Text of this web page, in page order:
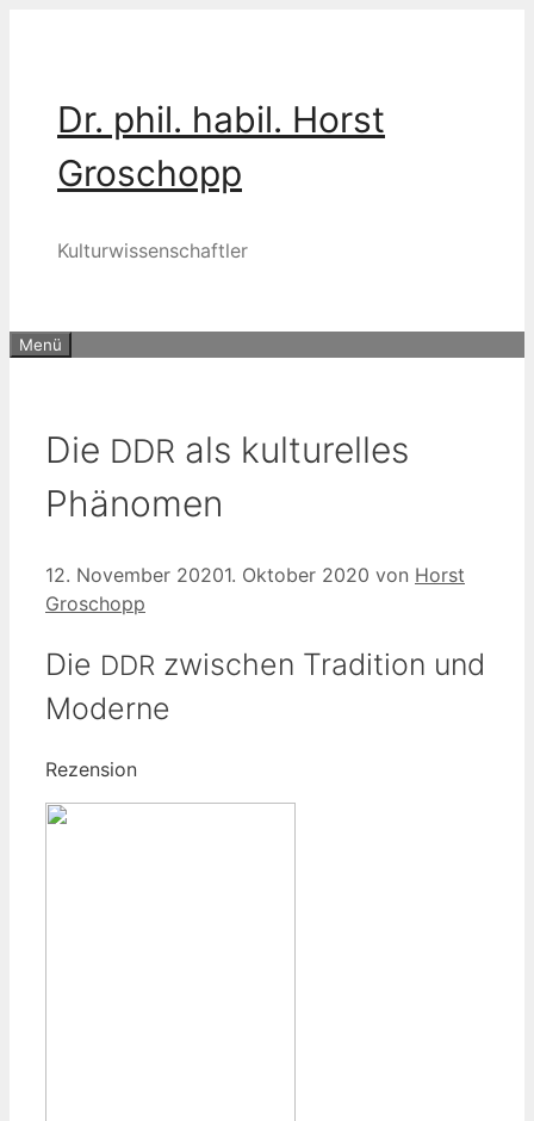
Dr. phil. habil. Horst
Groschopp
Kulturwissenschaftler
Menü
Die DDR als kulturelles
Phänomen
12. November 20201. Oktober 2020 von Horst
Groschopp
Die DDR zwischen Tradition und
Moderne
Rezen­si­on